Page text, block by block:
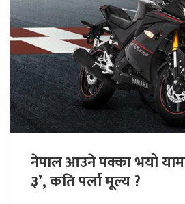
नेपाल आउने पक्का भयो
३’, कति पर्ला मूल्य ?